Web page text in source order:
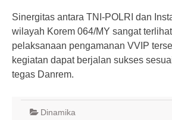
Sinergitas antara TNI-POLRI dan
wilayah Korem 064/MY sangat
pelaksanaan pengamanan VVIP
kegiatan dapat berjalan sukses
tegas Danrem.
Dinamika